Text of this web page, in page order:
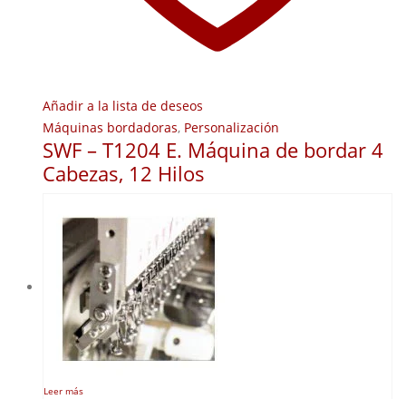
Añadir a la lista de deseos
Máquinas bordadoras, Personalización
SWF – T1204 E. Máquina de bordar 4
Cabezas, 12 Hilos
Leer más